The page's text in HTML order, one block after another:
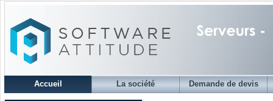
Accueil La société Demande de devis